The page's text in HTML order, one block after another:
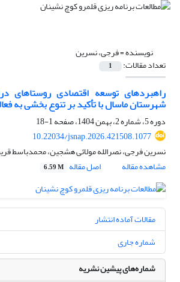
نویسنده =فرجی، نسرین
تعداد مقالات: 1
راهبردهای توسعه اقتصادی روستاهای
شهرستان ماسال با تأکید بر تنوع بخشی به
دوره 5، شماره 2، بهمن 1404، صفحه
1-18
10.22034/jsnap.2026.421508.1077
نسرین فرجی، نصرالله مولائی هشجین، محمدباسط
مشاهده مقاله
اصل مقاله 6.59 M
مقالات آماده انتشار
شماره جاری
شماره‌های پیشین نشریه